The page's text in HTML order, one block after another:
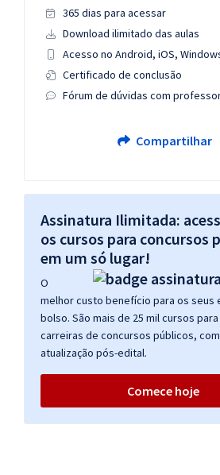
365 dias para acessar
Download ilimitado das aulas
Acesso no Android, iOS,
Certificado de conclusão
Fórum de dúvidas com
Compartilhar
Assinatura Ilimitada:
os cursos para concursos
em um só lugar!
O
melhor custo benefício para os seus
bolso. São mais de 25 mil cursos
carreiras de concursos públicos,
atualização pós-edital.
Comece hoje